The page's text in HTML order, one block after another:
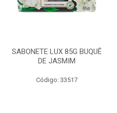
SABONETE LUX 85G BUQUÊ
DE JASMIM
Código: 33517